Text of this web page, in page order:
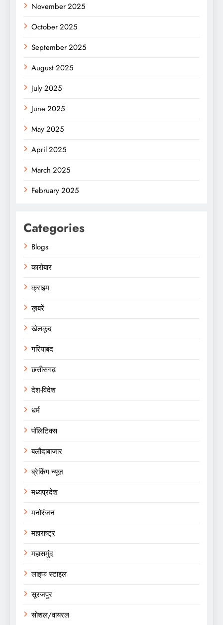
November 2025
October 2025
September 2025
August 2025
July 2025
June 2025
May 2025
April 2025
March 2025
February 2025
Categories
Blogs
कारोबार
क्राइम
ख़बरें
खेलकूद
गरियाबंद
छत्तीसगढ़
देश-विदेश
धर्म
पॉलिटिक्स
बलौदाबाजार
ब्रेकिंग न्यूज़
मध्यप्रदेश
मनोरंजन
महाराष्ट्र
महासमुंद
लाइफ स्टाइल
सूरजपुर
सोशल/वायरल